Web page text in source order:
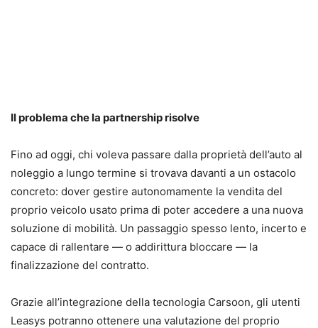
Il problema che la partnership risolve
Fino ad oggi, chi voleva passare dalla proprietà dell’auto al
noleggio a lungo termine si trovava davanti a un ostacolo
concreto: dover gestire autonomamente la vendita del
proprio veicolo usato prima di poter accedere a una nuova
soluzione di mobilità. Un passaggio spesso lento, incerto e
capace di rallentare — o addirittura bloccare — la
finalizzazione del contratto.
Grazie all’integrazione della tecnologia Carsoon, gli utenti
Leasys potranno ottenere una valutazione del proprio